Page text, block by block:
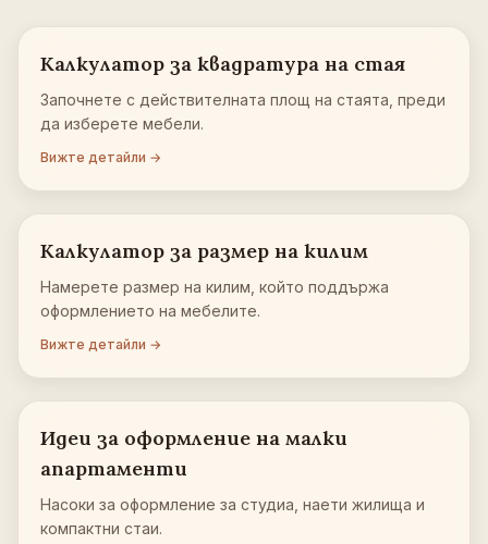
Калкулатор за квадратура на стая
Започнете с действителната площ на стаята, преди
да изберете мебели.
Вижте детайли →
Калкулатор за размер на килим
Намерете размер на килим, който поддържа
оформлението на мебелите.
Вижте детайли →
Идеи за оформление на малки
апартаменти
Насоки за оформление за студиа, наети жилища и
компактни стаи.